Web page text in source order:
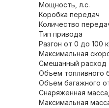
Мощность, л.с.
Коробка передач
Количество
Тип привода
Разгон от 0 до 100
Смешанный расход